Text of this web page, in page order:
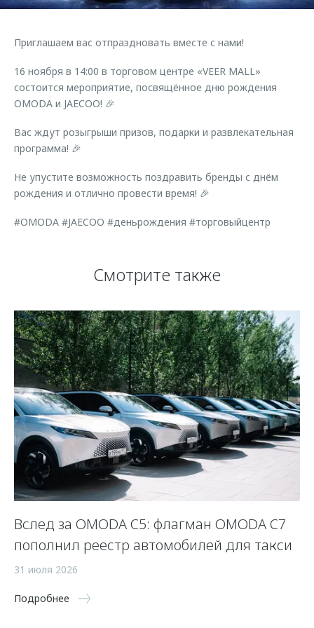
Страхование
Одежда и сувениры
Оригинальные аксессуары
Запчасти
Калькулятор трейд-ин
Клиентская поддержка
O&J Автоклуб
Клуб владельцев OMODA
Приложение O&J
Одежда и сувениры
Запчасти
Приглашаем вас отпраздновать вместе с нами!
16 ноября в 14:00 в торговом центре «VEER MАLL»
состоится мероприятие, посвящённое дню рождения
OMODA и JAECOO! 🎉
Вас ждут розыгрыши призов, подарки и развлекательная
программа! 🎉
Не упустите возможность поздравить бренды с днём
рождения и отлично провести время! 🎉
#OMODA #JAECOO #деньрождения #торговыйцентр
Смотрите также
Вслед за OMODA C5: флагман OMODA C7
пополнил реестр автомобилей для такси
31 июля 2026
Подробнее